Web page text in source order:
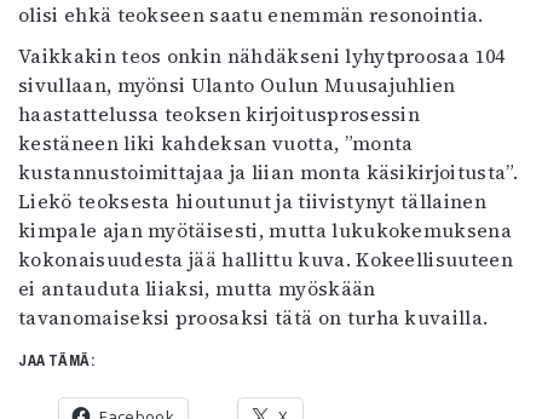
olisi ehkä teokseen saatu enemmän resonointia.
Vaikkakin teos onkin nähdäkseni lyhytproosaa 104
sivullaan, myönsi Ulanto Oulun Muusajuhlien
haastattelussa teoksen kirjoitusprosessin
kestäneen liki kahdeksan vuotta, ”monta
kustannustoimittajaa ja liian monta käsikirjoitusta”.
Liekö teoksesta hioutunut ja tiivistynyt tällainen
kimpale ajan myötäisesti, mutta lukukokemuksena
kokonaisuudesta jää hallittu kuva. Kokeellisuuteen
ei antauduta liiaksi, mutta myöskään
tavanomaiseksi proosaksi tätä on turha kuvailla.
JAA TÄMÄ: